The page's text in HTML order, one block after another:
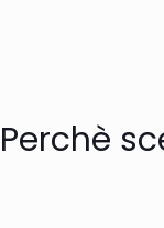
Perchè